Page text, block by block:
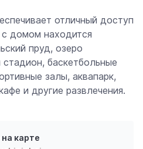
отличный доступ
домом находится
пруд, озеро
баскетбольные
залы, аквапарк,
и другие развлечения.
карте